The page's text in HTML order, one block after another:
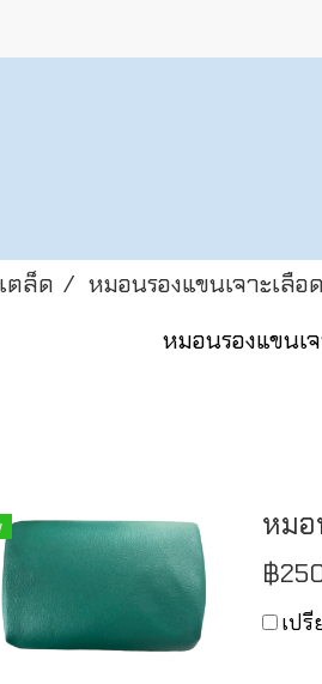
ตล็ด
หมอนรองแขนเจาะเลือด
หมอนรองแขนเ
หมอ
฿
เป